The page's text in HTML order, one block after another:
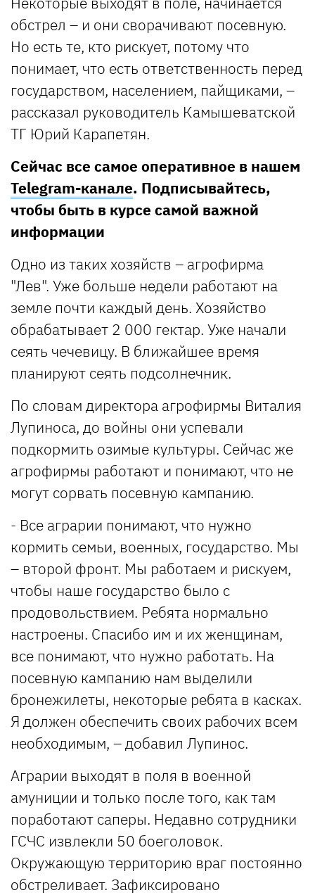
обстрел – и они сворачивают посевную.
Но есть те, кто рискует, потому что
понимает, что есть ответственность перед
государством, населением, пайщиками, –
рассказал руководитель Камышеватской
ТГ Юрий Карапетян.
Сейчас все самое оперативное в нашем
Telegram-канале. Подписывайтесь,
чтобы быть в курсе самой важной
информации
Одно из таких хозяйств – агрофирма
"Лев". Уже больше недели работают на
земле почти каждый день. Хозяйство
обрабатывает 2 000 гектар. Уже начали
сеять чечевицу. В ближайшее время
планируют сеять подсолнечник.
По словам директора агрофирмы Виталия
Лупиноса, до войны они успевали
подкормить озимые культуры. Сейчас же
агрофирмы работают и понимают, что не
могут сорвать посевную кампанию.
- Все аграрии понимают, что нужно
кормить семьи, военных, государство. Мы
– второй фронт. Мы работаем и рискуем,
чтобы наше государство было с
продовольствием. Ребята нормально
настроены. Спасибо им и их женщинам,
все понимают, что нужно работать. На
посевную кампанию нам выделили
бронежилеты, некоторые ребята в касках.
Я должен обеспечить своих рабочих всем
необходимым, – добавил Лупинос.
Аграрии выходят в поля в военной
амуниции и только после того, как там
поработают саперы. Недавно сотрудники
ГСЧС извлекли 50 боеголовок.
Окружающую территорию враг постоянно
обстреливает. Зафиксировано